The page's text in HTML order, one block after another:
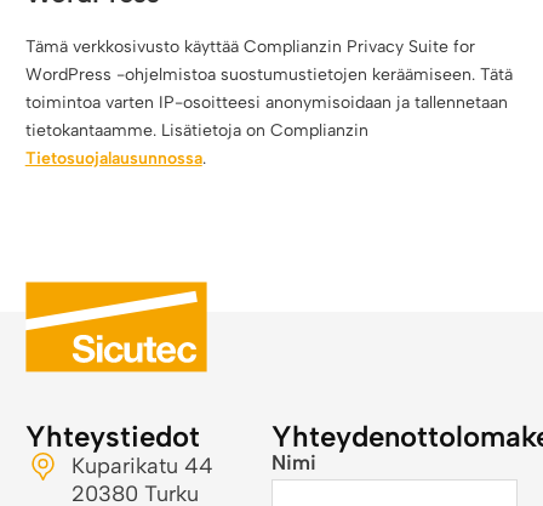
Tämä verkkosivusto käyttää Complianzin Privacy Suite for
WordPress -ohjelmistoa suostumustietojen keräämiseen. Tätä
toimintoa varten IP-osoitteesi anonymisoidaan ja tallennetaan
tietokantaamme. Lisätietoja on Complianzin
Tietosuojalausunnossa.
Yhteystiedot
Kuparikatu 44
20380 Turku
Nimi